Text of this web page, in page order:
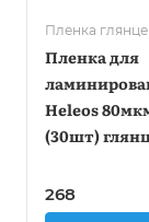
Пленка
Пленка для
Heleos
(30шт)
268